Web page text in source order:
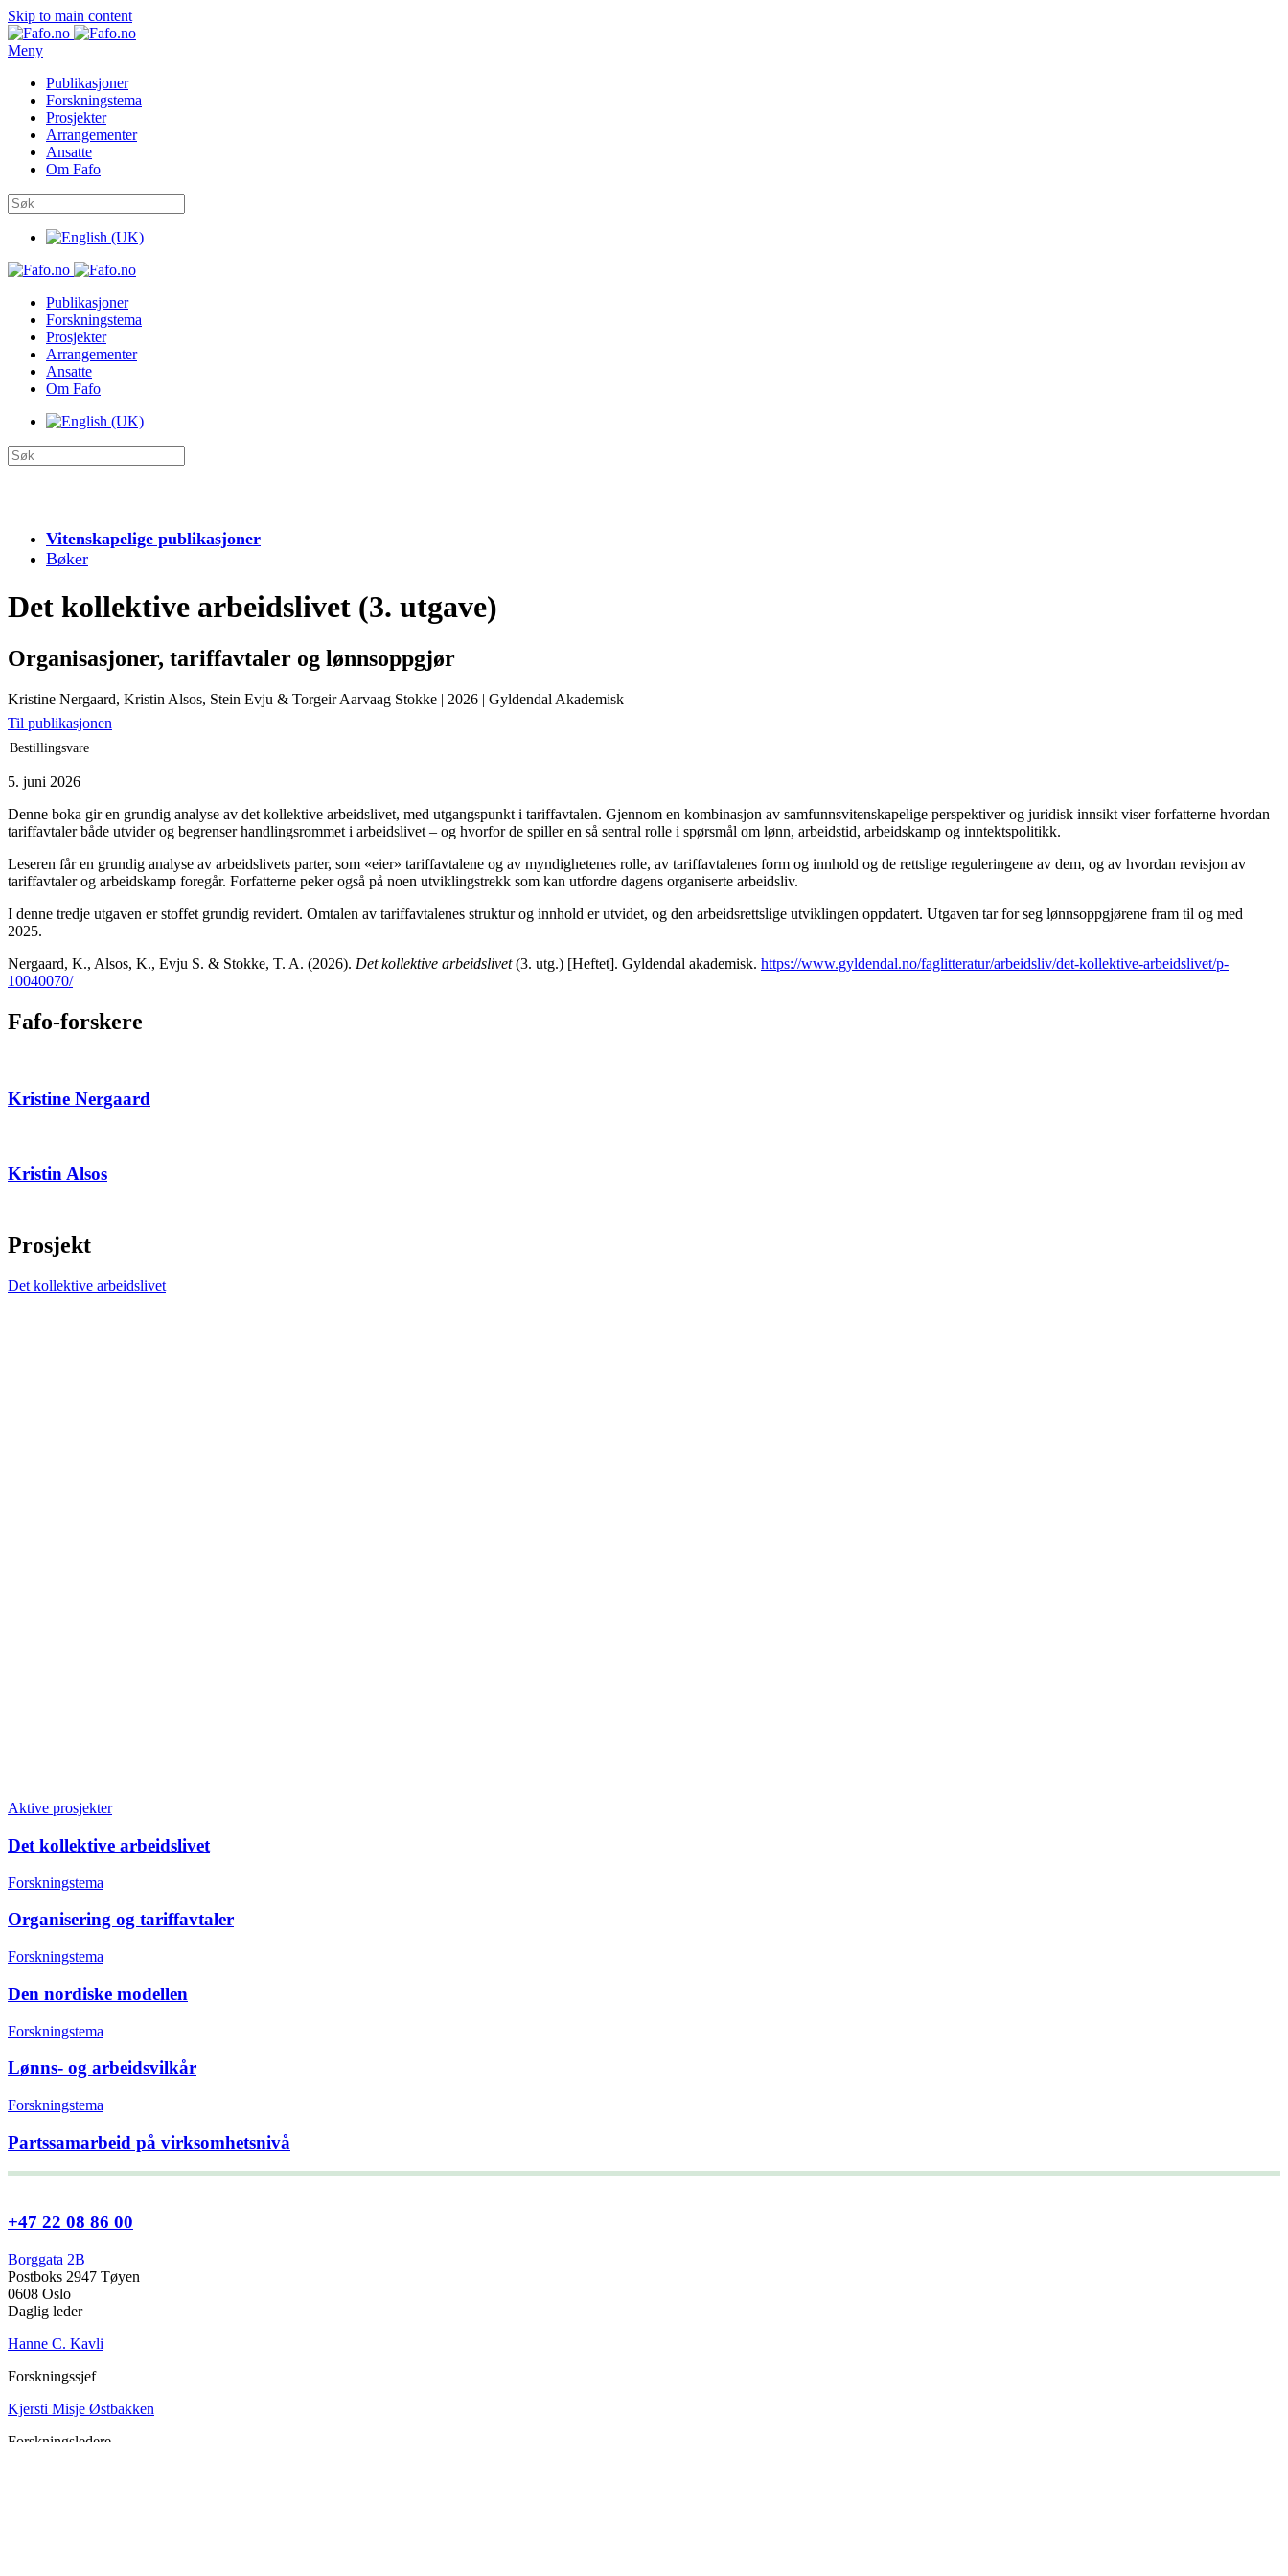
Skip to main content
Meny
Publikasjoner
Forskningstema
Prosjekter
Arrangementer
Ansatte
Om Fafo
Publikasjoner
Forskningstema
Prosjekter
Arrangementer
Ansatte
Om Fafo
Vitenskapelige publikasjoner
Bøker
Det kollektive arbeidslivet (3. utgave)
Organisasjoner, tariffavtaler og lønnsoppgjør
Kristine Nergaard, Kristin Alsos, Stein Evju & Torgeir Aarvaag Stokke | 2026 | Gyldendal Akademisk
Til publikasjonen
Bestillingsvare
5. juni 2026
Denne boka gir en grundig analyse av det kollektive arbeidslivet, med utgangspunkt i tariffavtalen. Gjennom en kombinasjon av samfunnsvitenskapelige perspektiver og juridisk innsikt viser forfatterne hvordan
tariffavtaler både utvider og begrenser handlingsrommet i arbeidslivet – og hvorfor de spiller en så sentral rolle i spørsmål om lønn, arbeidstid, arbeidskamp og inntektspolitikk.
Leseren får en grundig analyse av arbeidslivets parter, som «eier» tariffavtalene og av myndighetenes rolle, av tariffavtalenes form og innhold og de rettslige reguleringene av dem, og av hvordan revisjon av
tariffavtaler og arbeidskamp foregår. Forfatterne peker også på noen utviklingstrekk som kan utfordre dagens organiserte arbeidsliv.
I denne tredje utgaven er stoffet grundig revidert. Omtalen av tariffavtalenes struktur og innhold er utvidet, og den arbeidsrettslige utviklingen oppdatert. Utgaven tar for seg lønnsoppgjørene fram til og med
2025.
Nergaard, K., Alsos, K., Evju S. & Stokke, T. A. (2026). Det kollektive arbeidslivet(3. utg.) [Heftet]. Gyldendal akademisk. https://www.gyldendal.no/faglitteratur/arbeidsliv/det-kollektive-arbeidslivet/p-
10040070/
Fafo-forskere
Kristine Nergaard
Kristin Alsos
Prosjekt
Det kollektive arbeidslivet
Aktive prosjekter
Det kollektive arbeidslivet
Forskningstema
Organisering og tariffavtaler
Forskningstema
Den nordiske modellen
Forskningstema
Lønns- og arbeidsvilkår
Forskningstema
Partssamarbeid på virksomhetsnivå
+47 22 08 86 00
Borggata 2B
Postboks 2947 Tøyen
0608 Oslo
Daglig leder
Hanne C. Kavli
Forskningssjef
Kjersti Misje Østbakken
Forskningsledere